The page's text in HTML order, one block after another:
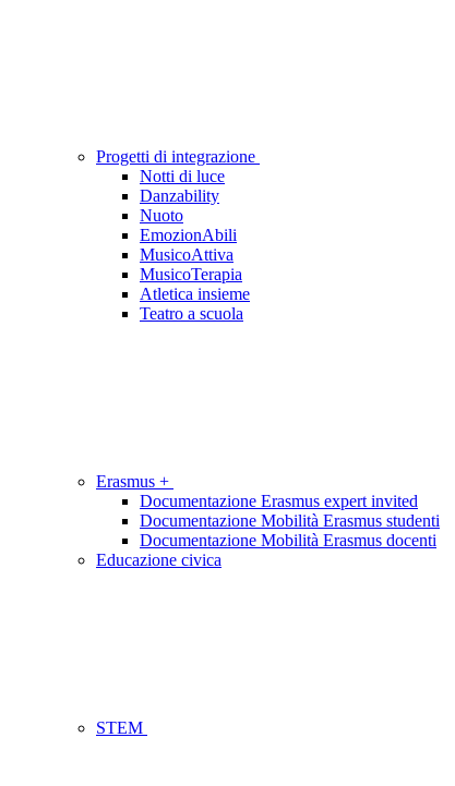
Progetti di integrazione
Notti di luce
Danzability
Nuoto
EmozionAbili
MusicoAttiva
MusicoTerapia
Atletica insieme
Teatro a scuola
Erasmus +
Documentazione Erasmus expert invited
Documentazione Mobilità Erasmus studenti
Documentazione Mobilità Erasmus docenti
Educazione civica
STEM